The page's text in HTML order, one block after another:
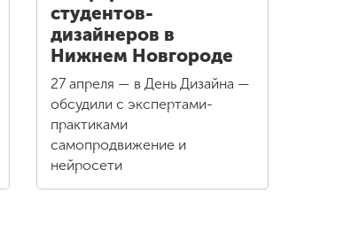
студентов-
дизайнеров в
Нижнем Новгороде
27 апреля — в День Дизайна —
обсудили с экспертами-
практиками
самопродвижение и
нейросети